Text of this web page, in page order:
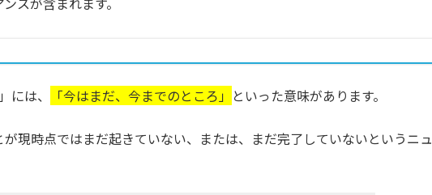
は、 「今はまだ、今までのところ」 といった意味があります。
現時点ではまだ起きていない、または、まだ完了していないというニュ